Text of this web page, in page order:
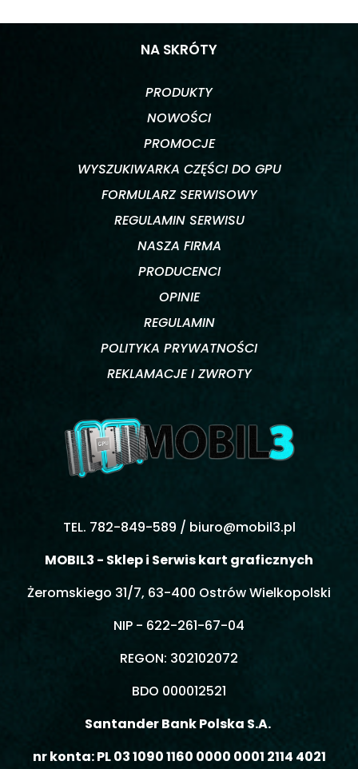
NA SKRÓTY
PRODUKTY
NOWOŚCI
PROMOCJE
WYSZUKIWARKA CZĘŚCI DO GPU
FORMULARZ SERWISOWY
REGULAMIN SERWISU
NASZA FIRMA
PRODUCENCI
OPINIE
REGULAMIN
POLITYKA PRYWATNOŚCI
REKLAMACJE I ZWROTY
TEL. 782-849-589 / biuro@mobil3.pl
MOBIL3 - Sklep i Serwis kart graficznych
Żeromskiego 31/7, 63-400 Ostrów Wielkopolski
NIP - 622-261-67-04
REGON: 302102072
BDO 000012521
Santander Bank Polska S.A.
nr konta: PL 03 1090 1160 0000 0001 2114 4021